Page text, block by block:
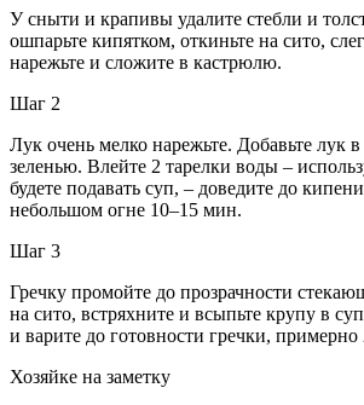
У сныти и крапивы удалите стебли и
ошпарьте кипятком, откиньте на сито,
нарежьте и сложите в кастрюлю.
Шаг 2
Лук очень мелко нарежьте. Добавьте лук
зеленью. Влейте 2 тарелки воды –
будете подавать суп, – доведите до
небольшом огне 10–15 мин.
Шаг 3
Гречку промойте до прозрачности
на сито, встряхните и всыпьте крупу в
и варите до готовности гречки,
Хозяйке на заметку